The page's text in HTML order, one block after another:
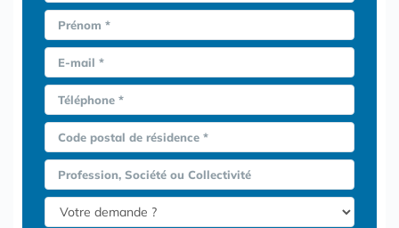
Prénom *
E-mail *
Téléphone *
Code postal de résidence *
Profession, Société ou Collectivité